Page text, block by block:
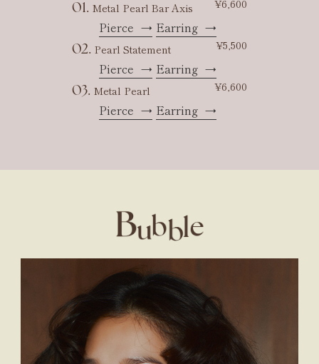
01. Metal Pearl Bar Axis
Pierce → Earring →
02. Pearl Statement ¥5,500
Pierce → Earring →
03. Metal Pearl ¥6,600
Pierce → Earring →